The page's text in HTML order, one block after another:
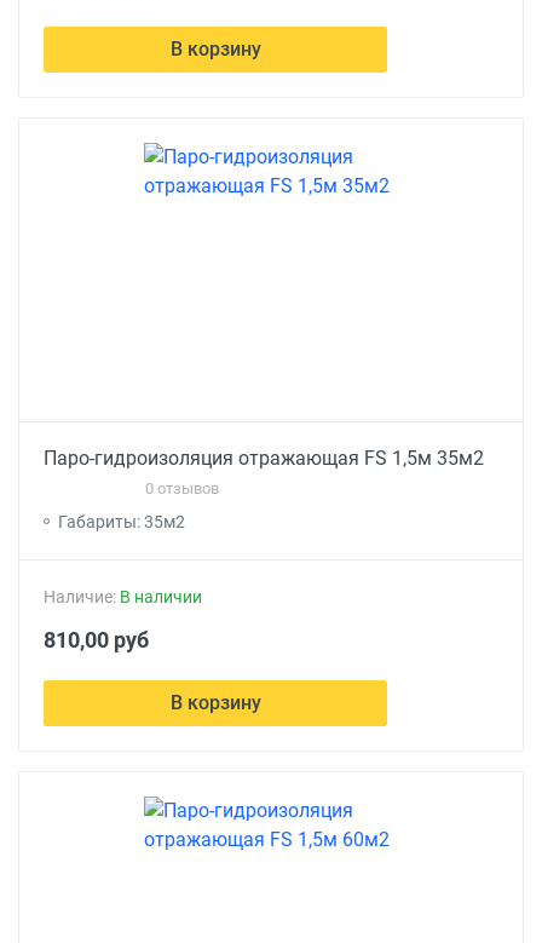
В корзину
Паро-гидроизоляция отражающая FS 1,5м 35м2
0 отзывов
Габариты: 35м2
Наличие: В наличии
810,00 руб
В корзину